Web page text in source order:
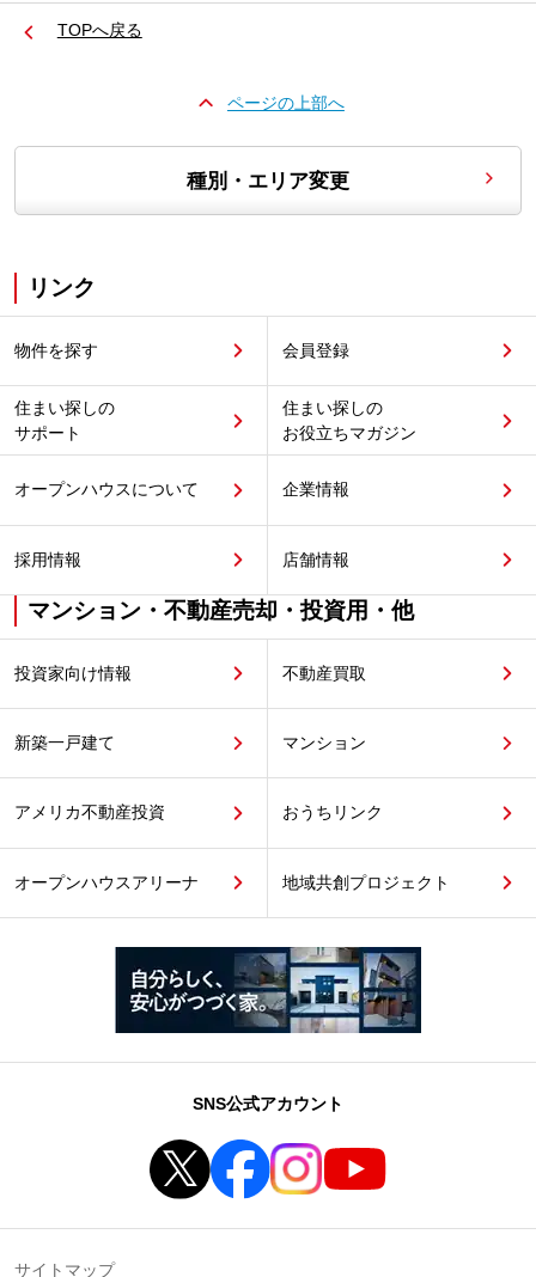
TOPへ戻る
ページの上部へ
種別・エリア変更
リンク
物件を探す 会員登録
住まい探しの
サポート
住まい探しの
お役立ちマガジン
オープンハウスについて 企業情報
採用情報 店舗情報
マンション・不動産売却・投資用・他
投資家向け情報 不動産買取
新築一戸建て マンション
アメリカ不動産投資 おうちリンク
オープンハウスアリーナ 地域共創プロジェクト
SNS公式アカウント
サイトマップ